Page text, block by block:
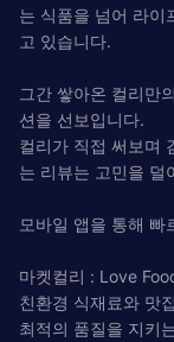
는 식품을 넘어 라이
고 있습니다.
그간 쌓아온 컬리만
션을 선보입니다.
컬리가 직접 써보며
는 리뷰는 고민을 덜
모바일 앱을 통해 빠
마켓컬리 : Love
친환경 식재료와 맛
최적의 품질을 지키